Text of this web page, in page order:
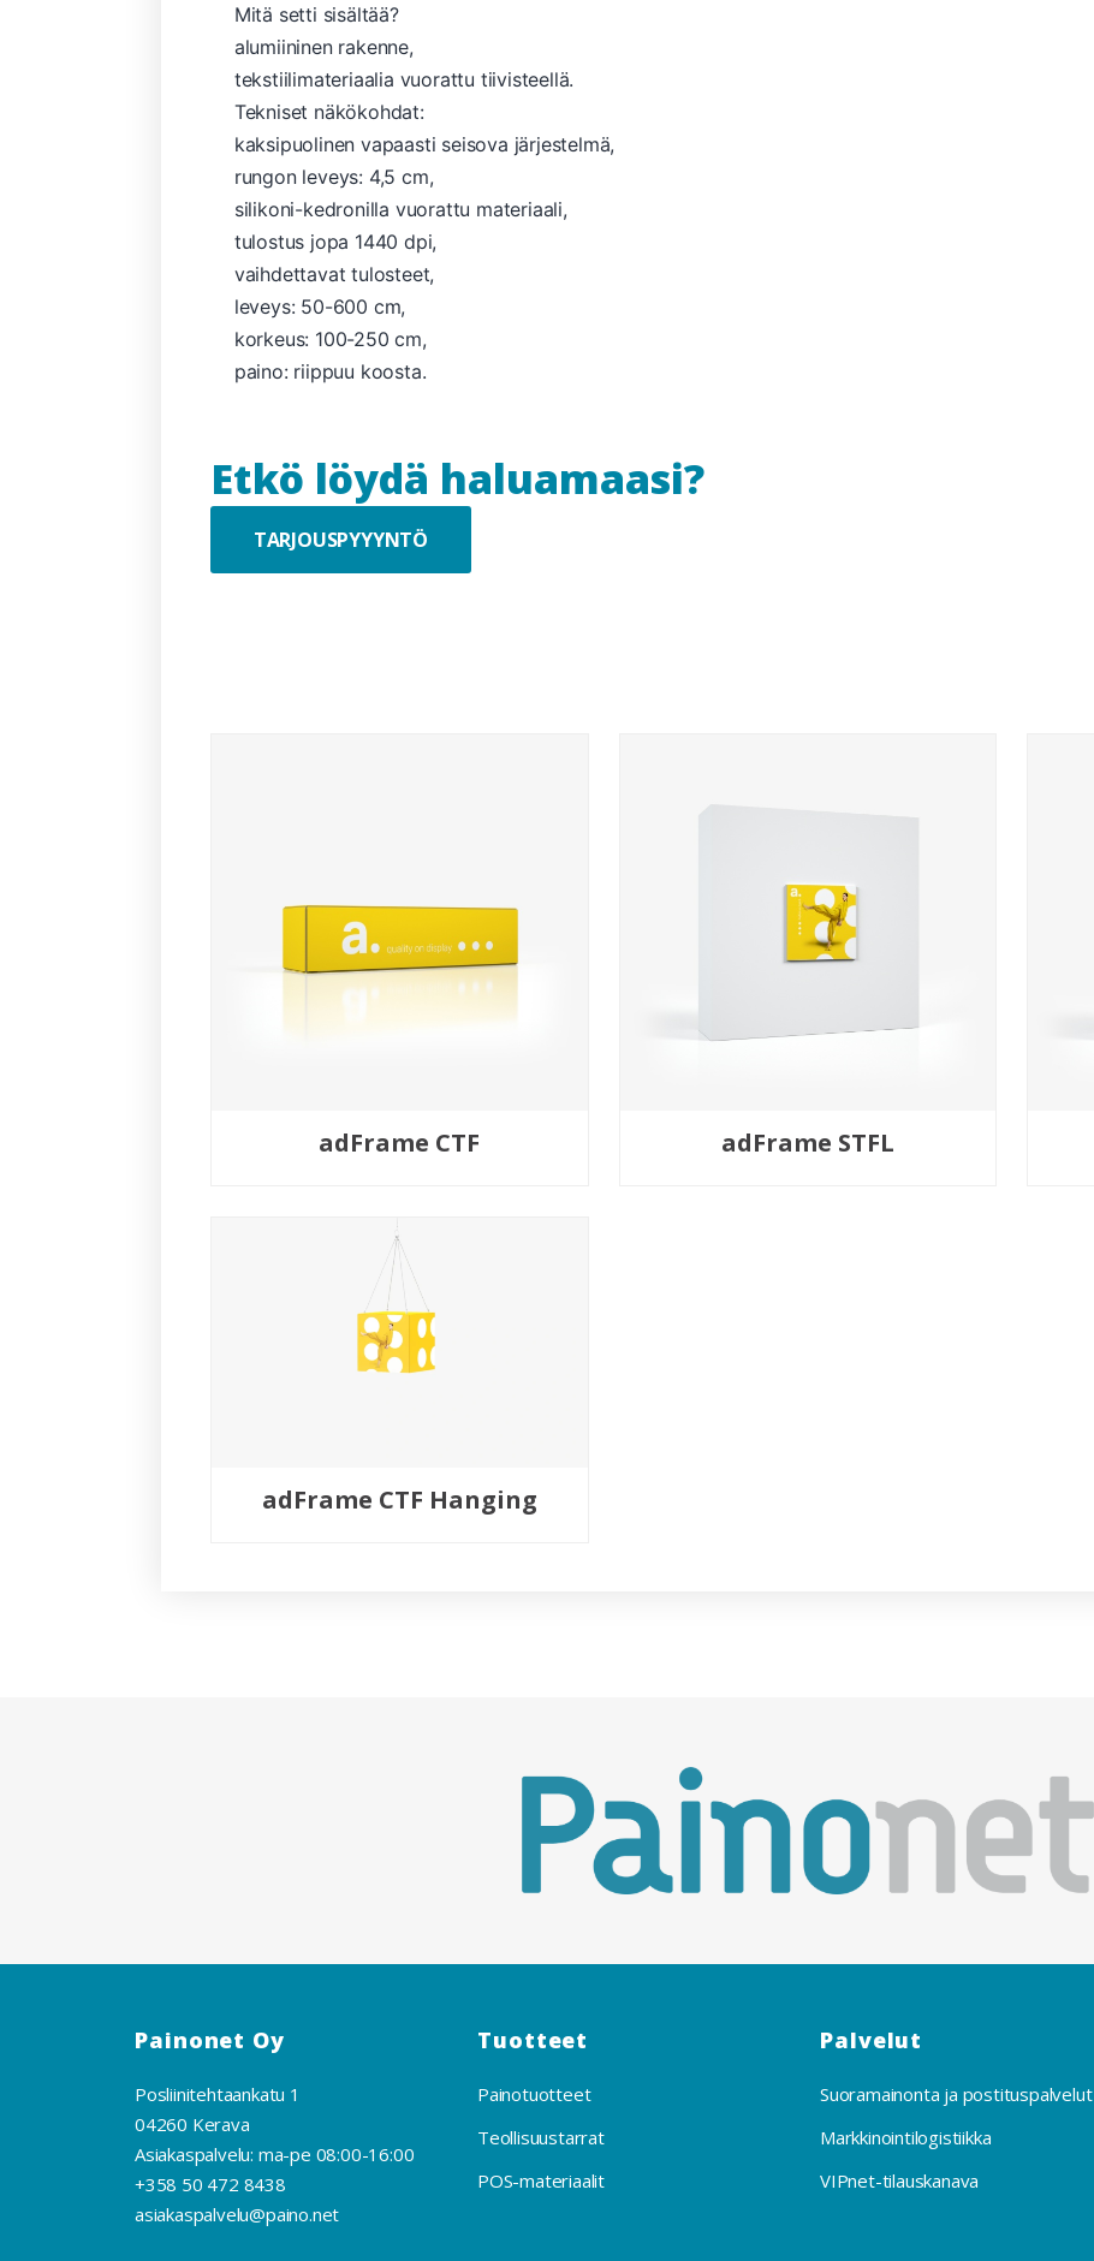
Mitä setti sisältää?
alumiininen rakenne,
tekstiilimateriaalia vuorattu tiivisteellä.
Tekniset näkökohdat:
kaksipuolinen vapaasti seisova järjestelmä,
rungon leveys: 4,5 cm,
silikoni-kedronilla vuorattu materiaali,
tulostus jopa 1440 dpi,
vaihdettavat tulosteet,
leveys: 50-600 cm,
korkeus: 100-250 cm,
paino: riippuu koosta.
Etkö löydä haluamaasi?
TARJOUSPYYYNTÖ
adFrame CTF adFrame STFL
adFrame CTF Hanging
Painonet Oy
Posliinitehtaankatu 1
04260 Kerava
Asiakaspalvelu: ma-pe 08:00-16:00
+358 50 472 8438
asiakaspalvelu@paino.net
Tuotteet
Painotuotteet
Teollisuustarrat
POS-materiaalit
Palvelut
Suoramainonta ja postituspalvelut
Markkinointilogistiikka
VIPnet-tilauskanava